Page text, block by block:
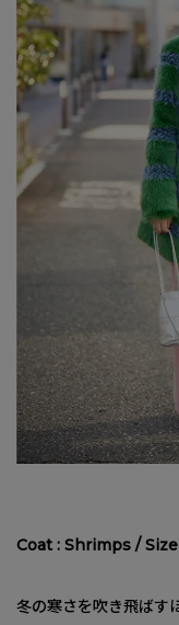
Coat : Shrimps / Size
冬の寒さを吹き飛ばす